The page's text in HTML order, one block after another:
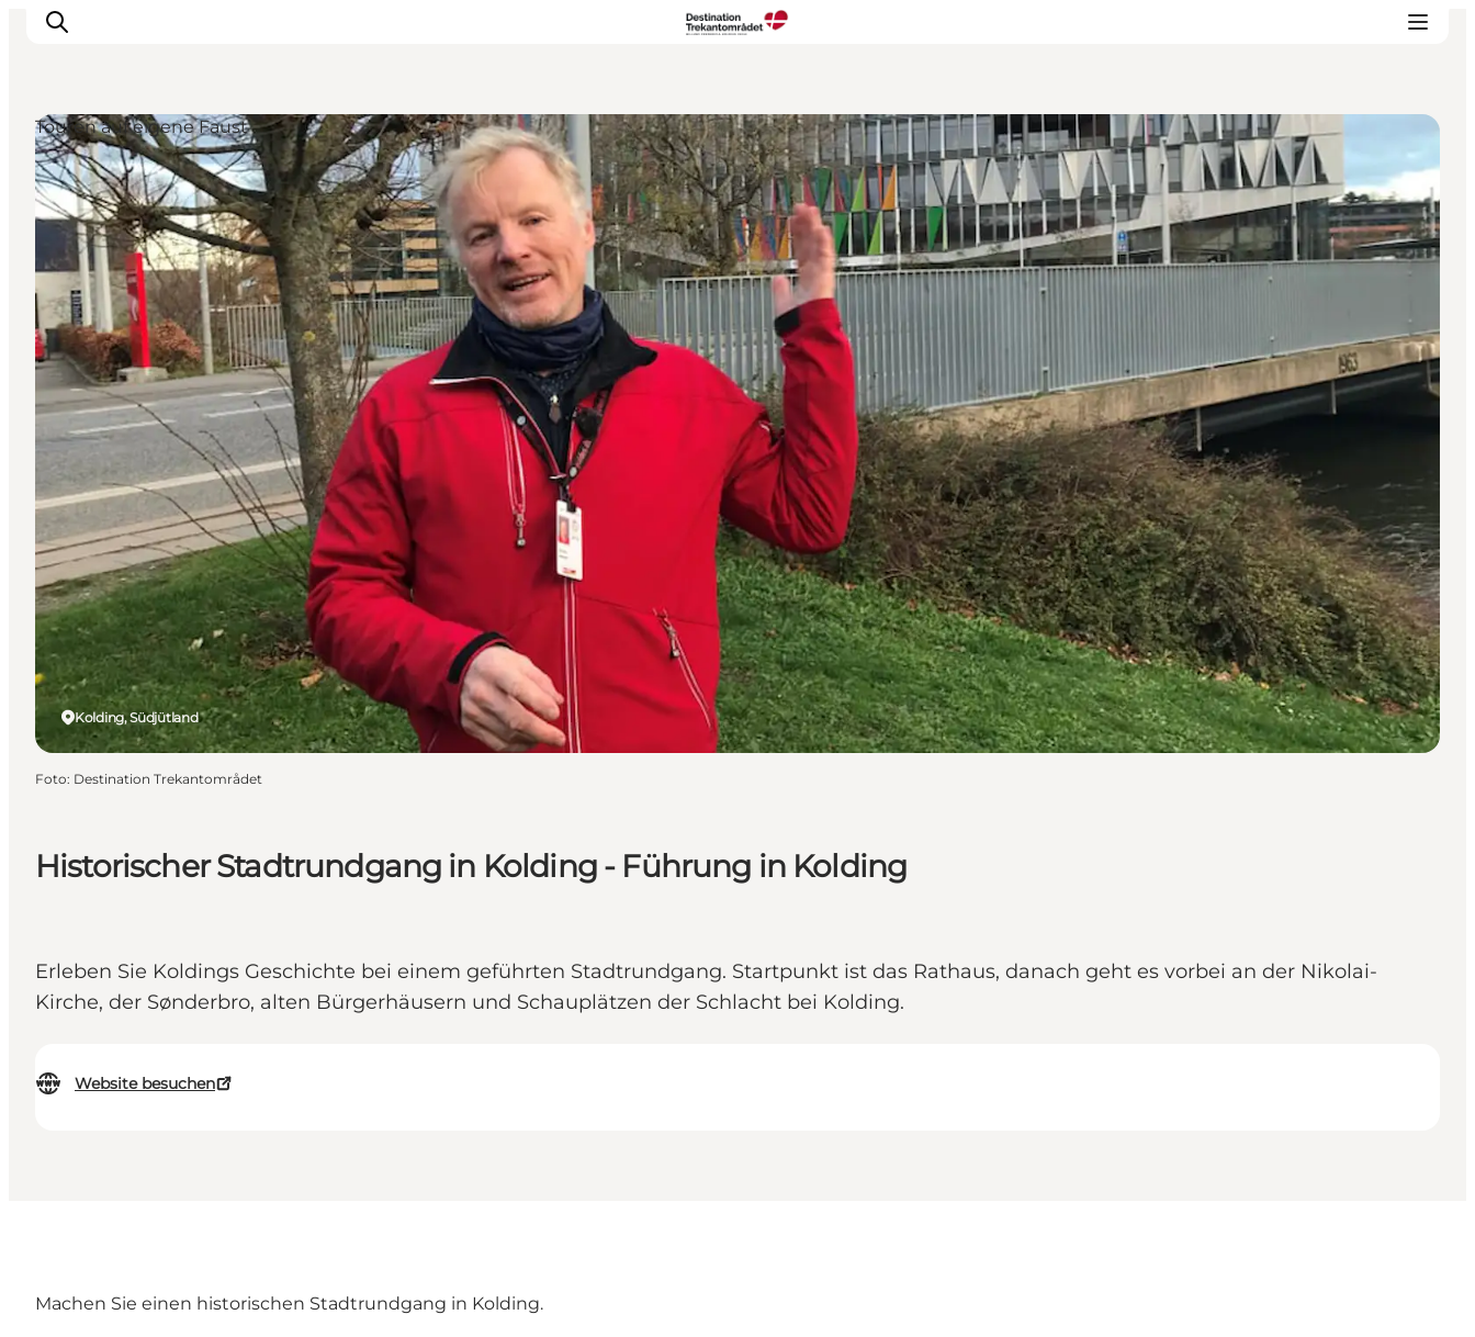
LEGOLAND® Billund Resort
Städte
Erlebnisse
Unterkünfte
Reiseplanung
Tickets
Historischer Stadtrundgang in Kolding - Führung in Kolding
Erleben Sie Koldings Geschichte bei einem geführten Stadtrundgang. Startpunkt ist das Rathaus, danach geht es vorbei an der Nikolai-
Kirche, der Sønderbro, alten Bürgerhäusern und Schauplätzen der Schlacht bei Kolding.
Website besuchen
Kolding, Südjütland
Touren auf eigene Faust
Foto: Destination Trekantområdet
Machen Sie einen historischen Stadtrundgang in Kolding.